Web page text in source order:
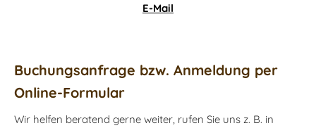
E-Mail
Buchungsanfrage bzw. Anmeldung per
Online-Formular
Wir helfen beratend gerne weiter, rufen Sie uns z. B. in